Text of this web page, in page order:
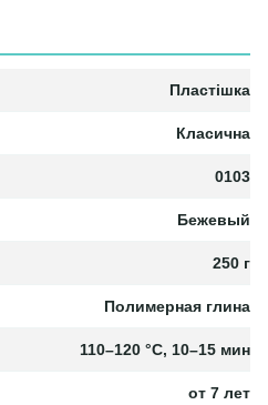
Пластішка
Класична
0103
Бежевый
250 г
Полимерная глина
110–120 °C, 10–15 мин
от 7 лет